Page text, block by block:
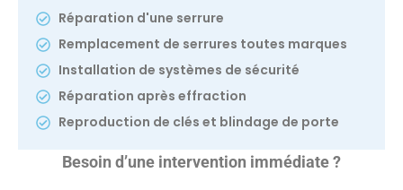
Réparation d'une serrure
Remplacement de serrures toutes marques
Installation de systèmes de sécurité
Réparation après effraction
Reproduction de clés et blindage de porte
Besoin d’une intervention immédiate ?